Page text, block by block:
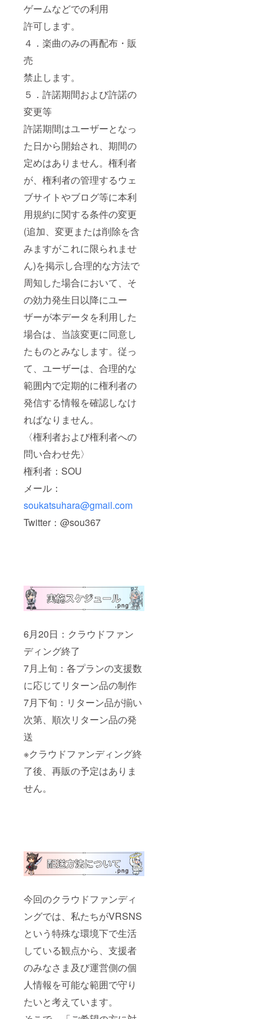
ゲームなどでの利用
許可します。
４．楽曲のみの再配布・販
売
禁止します。
５．許諾期間および許諾の
変更等
許諾期間はユーザーとなっ
た日から開始され、期間の
定めはありません。権利者
が、権利者の管理するウェ
ブサイトやブログ等に本利
用規約に関する条件の変更
(追加、変更または削除を含
みますがこれに限られませ
ん)を掲示し合理的な方法で
周知した場合において、そ
の効力発生日以降にユー
ザーが本データを利用した
場合は、当該変更に同意し
たものとみなします。従っ
て、ユーザーは、合理的な
範囲内で定期的に権利者の
発信する情報を確認しなけ
ればなりません。
〈権利者および権利者への
問い合わせ先〉
権利者：SOU
メール：
soukatsuhara@gmail.com
Twitter：@sou367
6月20日：クラウドファン
ディング終了
7月上旬：各プランの支援数
に応じてリターン品の制作
7月下旬：リターン品が揃い
次第、順次リターン品の発
送
※クラウドファンディング終
了後、再販の予定はありま
せん。
今回のクラウドファンディ
ングでは、私たちがVRSNS
という特殊な環境下で生活
している観点から、支援者
のみなさま及び運営側の個
人情報を可能な範囲で守り
たいと考えています。